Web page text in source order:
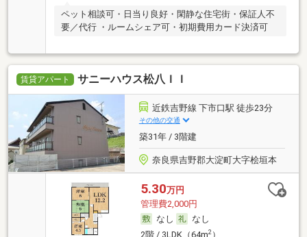
ペット相談可・日当り良好・閑静な住宅街・保証人不
要／代行 ・ルームシェア可・初期費用カード決済可
賃貸アパート サニーハウス松八ＩＩ
近鉄吉野線 下市口駅 徒歩23分
その他の交通
築31年 / 3階建
奈良県吉野郡大淀町大字桧垣本
5.30万円
管理費2,000円
なし
なし
2階 / 3LDK（64m2）